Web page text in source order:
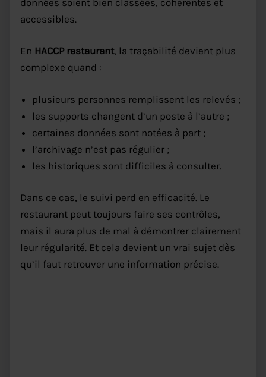
accessibles.
En HACCP restaurant, la traçabilité devient plus
complexe quand :
plusieurs personnes remplissent les relevés ;
les supports changent d’un poste à l’autre ;
certaines données sont notées à part ;
l’archivage n’est pas régulier ;
les historiques sont difficiles à consulter.
Dans ce cas, le suivi perd en efficacité. Le
restaurant peut toujours faire ses contrôles,
mais il aura plus de mal à démontrer clairement
leur régularité. Et cela devient un vrai sujet dès
qu’il faut retrouver une information précise.